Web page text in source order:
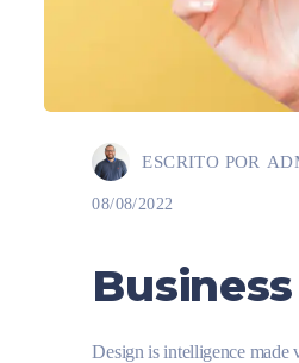
ESCRITO POR
08/08/2022
Design is intelligence made